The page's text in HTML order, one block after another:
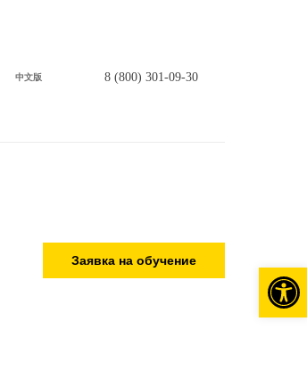
中文版 8 (800) 301-09-30
Заявка на обучение